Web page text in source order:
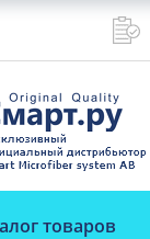
товаров